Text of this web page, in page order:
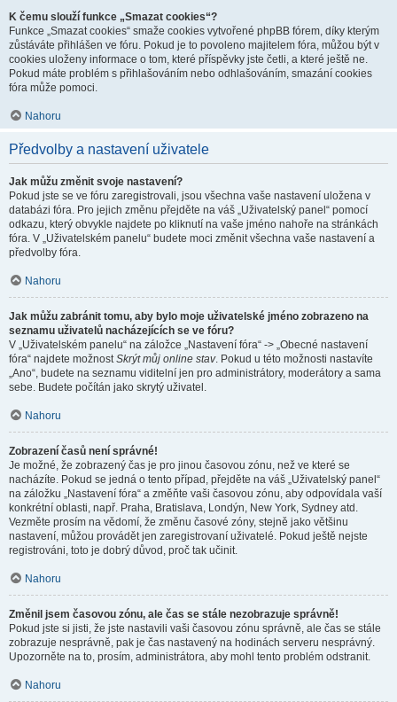
K čemu slouží funkce „Smazat cookies“?
Funkce „Smazat cookies“ smaže cookies vytvořené phpBB fórem, díky kterým
zůstáváte přihlášen ve fóru. Pokud je to povoleno majitelem fóra, můžou být v
cookies uloženy informace o tom, které příspěvky jste četli, a které ještě ne.
Pokud máte problém s přihlašováním nebo odhlašováním, smazání cookies
fóra může pomoci.
Nahoru
Předvolby a nastavení uživatele
Jak můžu změnit svoje nastavení?
Pokud jste se ve fóru zaregistrovali, jsou všechna vaše nastavení uložena v
databázi fóra. Pro jejich změnu přejděte na váš „Uživatelský panel“ pomocí
odkazu, který obvykle najdete po kliknutí na vaše jméno nahoře na stránkách
fóra. V „Uživatelském panelu“ budete moci změnit všechna vaše nastavení a
předvolby fóra.
Nahoru
Jak můžu zabránit tomu, aby bylo moje uživatelské jméno zobrazeno na
seznamu uživatelů nacházejících se ve fóru?
V „Uživatelském panelu“ na záložce „Nastavení fóra“ -> „Obecné nastavení
fóra“ najdete možnostSkrýt můj online stav. Pokud u této možnosti nastavíte
„Ano“, budete na seznamu viditelní jen pro administrátory, moderátory a sama
sebe. Budete počítán jako skrytý uživatel.
Nahoru
Zobrazení časů není správné!
Je možné, že zobrazený čas je pro jinou časovou zónu, než ve které se
nacházíte. Pokud se jedná o tento případ, přejděte na váš „Uživatelský panel“
na záložku „Nastavení fóra“ a změňte vaši časovou zónu, aby odpovídala vaší
konkrétní oblasti, např. Praha, Bratislava, Londýn, New York, Sydney atd.
Vezměte prosím na vědomí, že změnu časové zóny, stejně jako většinu
nastavení, můžou provádět jen zaregistrovaní uživatelé. Pokud ještě nejste
registrováni, toto je dobrý důvod, proč tak učinit.
Nahoru
Změnil jsem časovou zónu, ale čas se stále nezobrazuje správně!
Pokud jste si jisti, že jste nastavili vaši časovou zónu správně, ale čas se stále
zobrazuje nesprávně, pak je čas nastavený na hodinách serveru nesprávný.
Upozorněte na to, prosím, administrátora, aby mohl tento problém odstranit.
Nahoru